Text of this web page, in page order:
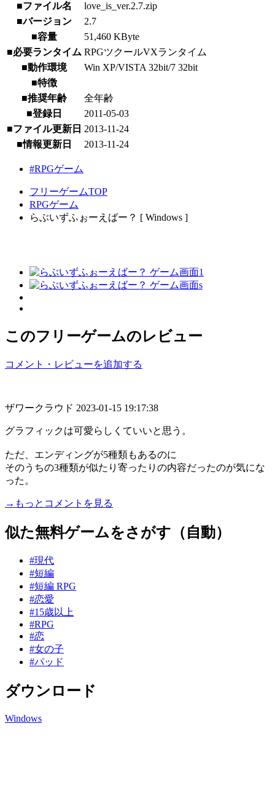
■ファイル名
love_is_ver.2.7.zip
■バージョン
2.7
■容量
51,460 KByte
■必要ランタイム RPGツクールVXランタイム
■動作環境
Win XP/VISTA 32bit/7 32bit
■特徴
■推奨年齢
全年齢
■登録日
2011-05-03
■ファイル更新日 2013-11-24
■情報更新日
2013-11-24
#RPGゲーム
フリーゲームTOP
RPGゲーム
らぶいずふぉーえばー？ [ Windows ]
このフリーゲームのレビュー
コメント・レビューを追加する
ザワークラウド 2023-01-15 19:17:38
グラフィックは可愛らしくていいと思う。
ただ、エンディングが5種類もあるのに
そのうちの3種類が似たり寄ったりの内容だったのが気にな
った。
→もっとコメントを見る
似た無料ゲームをさがす（自動）
#現代
#短編
#短編 RPG
#恋愛
#15歳以上
#RPG
#恋
#女の子
#パッド
ダウンロード
Windows